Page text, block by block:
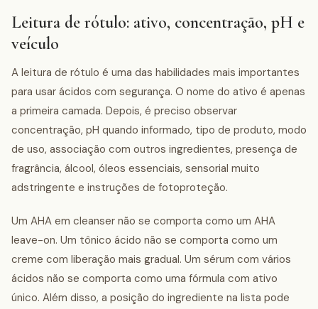
Leitura de rótulo: ativo, concentração, pH e
veículo
A leitura de rótulo é uma das habilidades mais importantes
para usar ácidos com segurança. O nome do ativo é apenas
a primeira camada. Depois, é preciso observar
concentração, pH quando informado, tipo de produto, modo
de uso, associação com outros ingredientes, presença de
fragrância, álcool, óleos essenciais, sensorial muito
adstringente e instruções de fotoproteção.
Um AHA em cleanser não se comporta como um AHA
leave-on. Um tônico ácido não se comporta como um
creme com liberação mais gradual. Um sérum com vários
ácidos não se comporta como uma fórmula com ativo
único. Além disso, a posição do ingrediente na lista pode